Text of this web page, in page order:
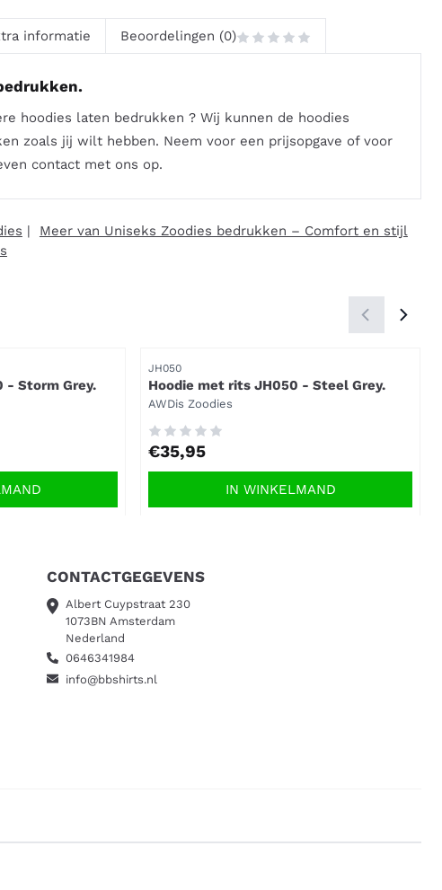
informatie Beoordelingen (0)
hoodies laten bedrukken ? Wij kunnen de hoodies
zoals jij wilt hebben. Neem voor een prijsopgave of voor
contact met ons op.
| Meer van Uniseks Zoodies bedrukken – Comfort en stijl
- Storm Grey.
Artikelnummer
JH050
Hoodie met rits JH050 - Steel Grey.
Merk:
AWDis Zoodies
Prijs: 35,95
€35,95
IN WINKELMAND
CONTACTGEGEVENS
Albert Cuypstraat 230
1073BN Amsterdam
Nederland
0646341984
info@bbshirts.nl